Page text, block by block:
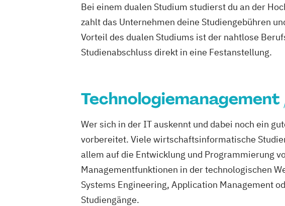
Bei einem dualen Studium studierst du an der
zahlt das Unternehmen deine Studiengebühren
Vorteil des dualen Studiums ist der nahtlose
Studienabschluss direkt in eine Festanstellung.
Wer sich in der IT auskennt und dabei noch ein
vorbereitet. Viele wirtschaftsinformatische
allem auf die Entwicklung und Programmierung
Managementfunktionen in der technologischen
Systems Engineering, Application Management
Studiengänge.